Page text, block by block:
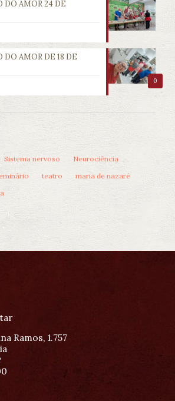
DO AMOR 24 DE
0
DO AMOR DE 18 DE
Sistema nervoso
Neurociência
teatro
maria de nazaré
Ramos, 1.757